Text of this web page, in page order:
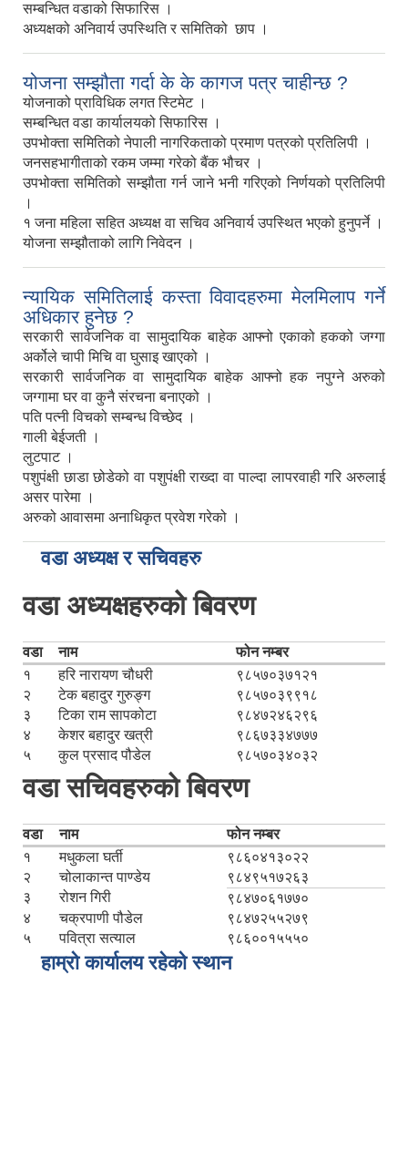
सम्बन्धित वडाको सिफारिस ।
अध्यक्षको अनिवार्य उपस्थिति र समितिको छाप ।
योजना सम्झौता गर्दा के के कागज पत्र चाहीन्छ ?
योजनाको प्राविधिक लगत स्टिमेट ।
सम्बन्धित वडा कार्यालयको सिफारिस ।
उपभोक्ता समितिको नेपाली नागरिकताको प्रमाण पत्रको प्रतिलिपी ।
जनसहभागीताको रकम जम्मा गरेको बैंक भौचर ।
उपभोक्ता समितिको सम्झौता गर्न जाने भनी गरिएको निर्णयको प्रतिलिपी
।
१ जना महिला सहित अध्यक्ष वा सचिव अनिवार्य उपस्थित भएको हुनुपर्ने ।
योजना सम्झौताको लागि निवेदन ।
न्यायिक समितिलाई कस्ता विवादहरुमा मेलमिलाप गर्ने
अधिकार हुनेछ ?
सरकारी सार्वजनिक वा सामुदायिक बाहेक आफ्नो एकाको हकको जग्गा
अर्कोले चापी मिचि वा घुसाइ खाएको ।
सरकारी सार्वजनिक वा सामुदायिक बाहेक आफ्नो हक नपुग्ने अरुको
जग्गामा घर वा कुनै संरचना बनाएको ।
पति पत्नी विचको सम्बन्ध विच्छेद ।
गाली बेईजती ।
लुटपाट ।
पशुपंक्षी छाडा छोडेको वा पशुपंक्षी राख्दा वा पाल्दा लापरवाही गरि अरुलाई
असर पारेमा ।
अरुको आवासमा अनाधिकृत प्रवेश गरेको ।
वडा अध्यक्ष र सचिवहरु
वडा अध्यक्षहरुको बिवरण
वडा नाम
फोन नम्बर
१
हरि नारायण चौधरी
९८५७०३७१२१
२
टेक बहादुर गुरुङ्ग
९८५७०३९९१८
३
टिका राम सापकोटा
९८४७२४६२९६
४
केशर बहादुर खत्री
९८६७३३४७७७
५
कुल प्रसाद पौडेल ९८५७०३४०३२
वडा सचिवहरुको बिवरण
वडा नाम
फोन नम्बर
१
मधुकला घर्ती
९८६०४१३०२२
२
चोलाकान्त पाण्डेय
९८४९५१७२६३
३
रोशन गिरी
९८४७०६१७७०
४
चक्रपाणी पौडेल
९८४७२५५२७९
५
पवित्रा सत्याल ९८६००१५५५०
हाम्रो कार्यालय रहेको स्थान